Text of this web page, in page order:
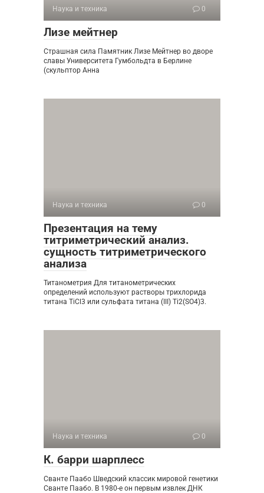
Наука и техника 0
Лизе мейтнер
Страшная сила Памятник Лизе Мейтнер во дворе
славы Университета Гумбольдта в Берлине
(скульптор Анна
Наука и техника 0
Презентация на тему
титриметрический анализ.
сущность титриметрического
анализа
Титанометрия Для титанометрических
определений используют растворы трихлорида
титана TiCl3 или сульфата титана (III) Ti2(SO4)3.
Наука и техника 0
К. барри шарплесс
Сванте Паабо Шведский классик мировой генетики
Сванте Паабо. В 1980-е он первым извлек ДНК